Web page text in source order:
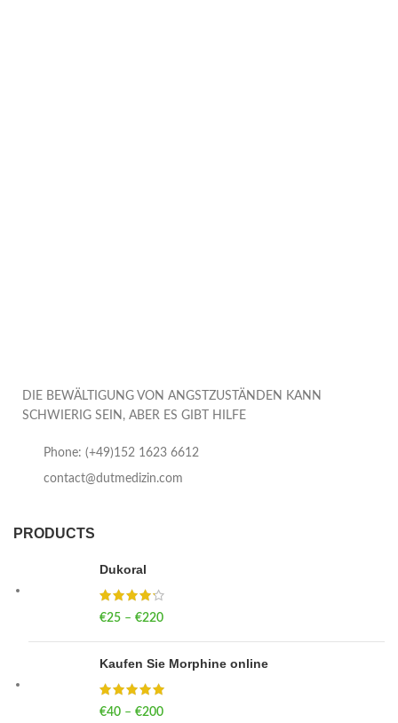
DIE BEWÄLTIGUNG VON ANGSTZUSTÄNDEN KANN
SCHWIERIG SEIN, ABER ES GIBT HILFE
Phone: (+49)152 1623 6612
contact@dutmedizin.com
PRODUCTS
Dukoral
€25 – €220
Kaufen Sie Morphine online
€40 – €200